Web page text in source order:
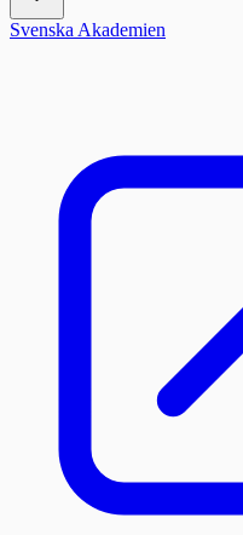
Svenska Akademien